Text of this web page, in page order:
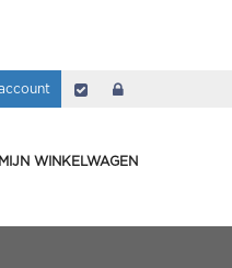
Afrekenen
MIJN WINKELWAGEN